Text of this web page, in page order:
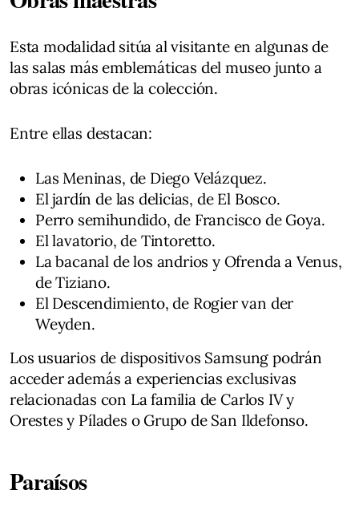
Esta modalidad sitúa al visitante en algunas de
las salas más emblemáticas del museo junto a
obras icónicas de la colección.
Entre ellas destacan:
Las Meninas, de Diego Velázquez.
El jardín de las delicias, de El Bosco.
Perro semihundido, de Francisco de Goya.
El lavatorio, de Tintoretto.
La bacanal de los andrios y Ofrenda a Venus,
de Tiziano.
El Descendimiento, de Rogier van der
Weyden.
Los usuarios de dispositivos Samsung podrán
acceder además a experiencias exclusivas
relacionadas con La familia de Carlos IV y
Orestes y Pílades o Grupo de San Ildefonso.
Paraísos